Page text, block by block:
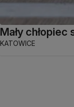
Mały chłopiec
KATOWICE